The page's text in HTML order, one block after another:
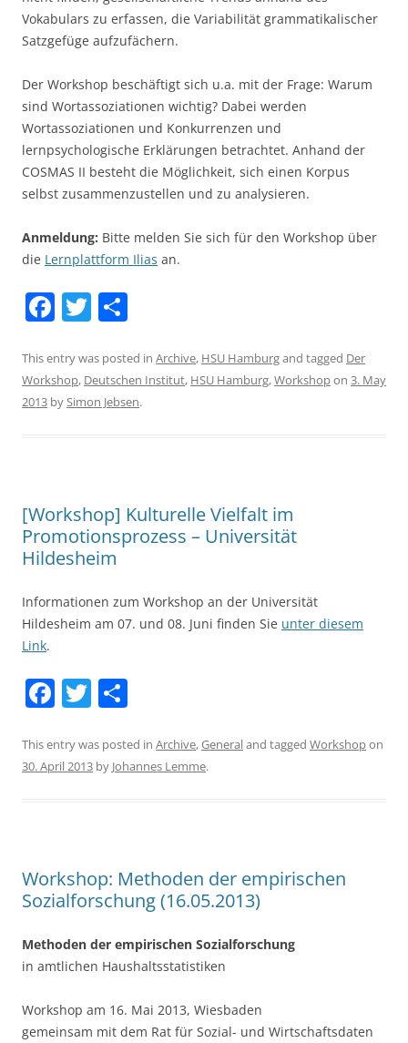
Vokabulars zu erfassen, die Variabilität grammatikalischer
Satzgefüge aufzufächern.
Der Workshop beschäftigt sich u.a. mit der Frage: Warum
sind Wortassoziationen wichtig? Dabei werden
Wortassoziationen und Konkurrenzen und
lernpsychologische Erklärungen betrachtet. Anhand der
COSMAS II besteht die Möglichkeit, sich einen Korpus
selbst zusammenzustellen und zu analysieren.
Anmeldung: Bitte melden Sie sich für den Workshop über
die Lernplattform Ilias an.
F
c
e
k
T
itt
er
ar
e
This entry was posted in Archive, HSU Hamburgand tagged Der
Workshop, Deutschen Institut, HSU Hamburg,Workshopon 3. May
2013 bySimon Jebsen.
[Workshop] Kulturelle Vielfalt im
Promotionsprozess – Universität
Hildesheim
Informationen zum Workshop an der Universität
Hildesheim am 07. und 08. Juni finden Sie unter diesem
Link.
F
c
e
o
k
T
itt
er
ar
e
This entry was posted in Archive,Generaland tagged Workshopon
30. April 2013 by Johannes Lemme.
Workshop: Methoden der empirischen
Sozialforschung (16.05.2013)
Methoden der empirischen Sozialforschung
in amtlichen Haushaltsstatistiken
Workshop am 16. Mai 2013, Wiesbaden
gemeinsam mit dem Rat für Sozial- und Wirtschaftsdaten